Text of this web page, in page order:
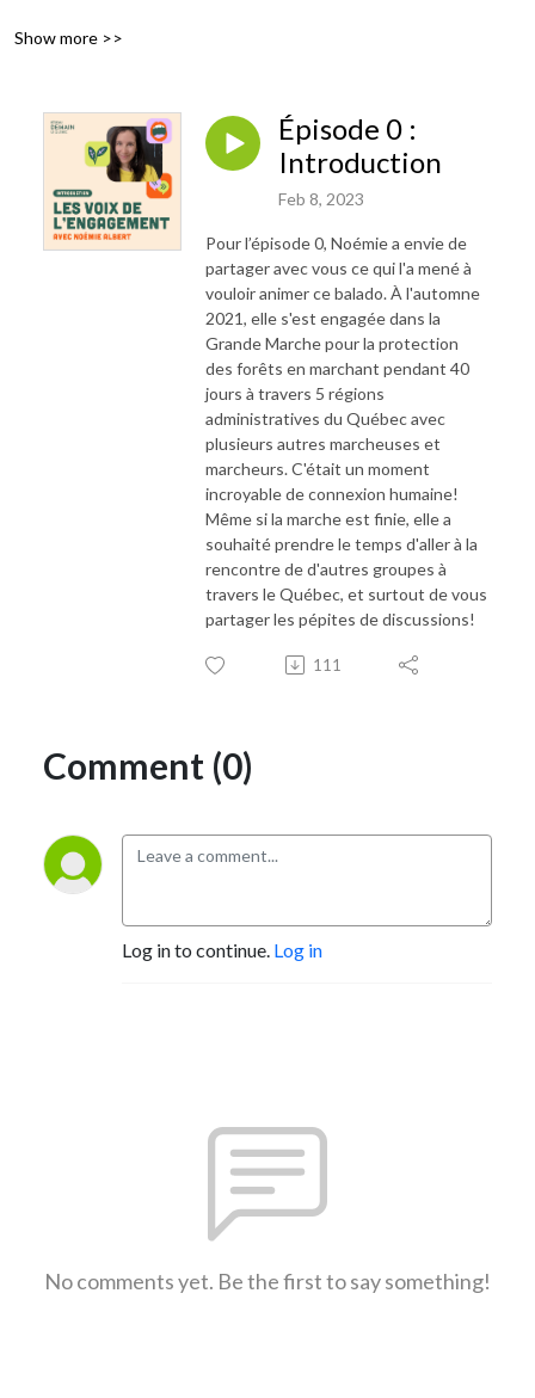
Québec pour discuter d’une thématique qui leur est chère. Que ce soit
expériences, en toute simplicité et humilité. Parce que s’inspirer des
autres, c’est motivant!
Ce balado est en collaboration avec le Réseau Demain le Québec de la
Fondation David Suzuki, un réseau de soutien pour la mobilisation
citoyenne et les initiatives de transition socioécologique au Québec. Le
Réseau existe pour offrir une formation et des ressources à ces groupes
locaux expérimentés ou émergents, afin d’amplifier leur impact sur le
Show more >>
Épisode 0 :
Introduction
Feb 8, 2023
Pour l’épisode 0, Noémie a envie de
partager avec vous ce qui l'a mené à
vouloir animer ce balado. À l'automne
2021, elle s'est engagée dans la
Grande Marche pour la protection
des forêts en marchant pendant 40
jours à travers 5 régions
administratives du Québec avec
plusieurs autres marcheuses et
marcheurs. C'était un moment
incroyable de connexion humaine!
Même si la marche est finie, elle a
souhaité prendre le temps d'aller à la
rencontre de d'autres groupes à
travers le Québec, et surtout de vous
partager les pépites de discussions!
111
Comment (0)
Log in to continue. Log in
No comments yet. Be the first to say something!